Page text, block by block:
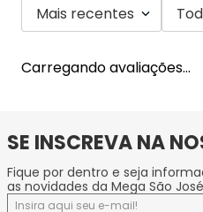
Mais recentes
Carregando avaliações…
SE INSCREVA NA
Fique por dentro e seja
as novidades da Mega São